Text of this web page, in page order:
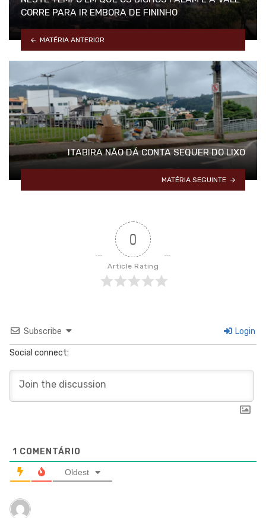
CORRE PARA IR EMBORA DE FININHO
MATÉRIA ANTERIOR
ITABIRA NÃO DÁ CONTA SEQUER DO LIXO
MATÉRIA SEGUINTE
0
Article Rating
Subscribe Login
Social connect:
1 COMENTÁRIO
Oldest